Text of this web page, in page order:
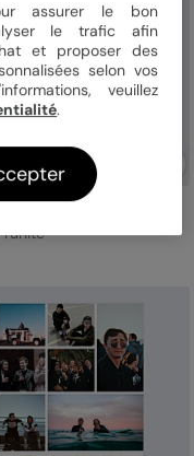
assurer le bon
le trafic afin
et proposer des
selon vos
veuillez
.